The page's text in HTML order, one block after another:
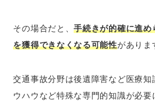
その場合だと、手続きが的確に進め
を獲得できなくなる可能性がありま
交通事故分野は後遺障害など医療知
ウハウなど特殊な専門的知識が必要